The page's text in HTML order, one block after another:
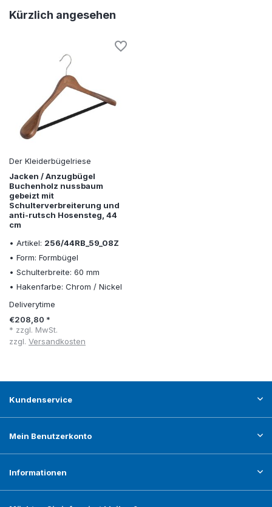
Kürzlich angesehen
Der Kleiderbügelriese
Jacken / Anzugbügel
Buchenholz nussbaum
gebeizt mit
Schulterverbreiterung und
anti-rutsch Hosensteg, 44
cm
• Artikel: 256/44RB_59_08Z
• Form: Formbügel
• Schulterbreite: 60 mm
• Hakenfarbe: Chrom / Nickel
Deliverytime
€208,80 *
* zzgl. MwSt.
zzgl. Versandkosten
Kundenservice
Mein Benutzerkonto
Informationen